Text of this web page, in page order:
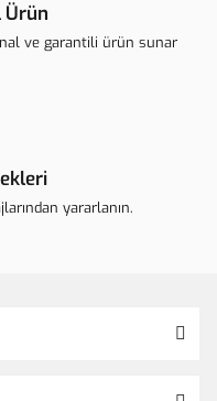
Ürün
ve garantili ürün sunar
yararlanın.